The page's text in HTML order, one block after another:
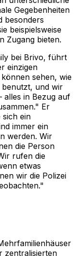
Gegebenheiten
besonders
beispielsweise
Zugang bieten.
bei Brivo, führt
einzigen
sehen, wie
benutzt, und wir
alles in Bezug auf
Er
sich ein
immer ein
werden. Wir
die Person
rufen die
etwas
wir die Polizei
zentralisierten